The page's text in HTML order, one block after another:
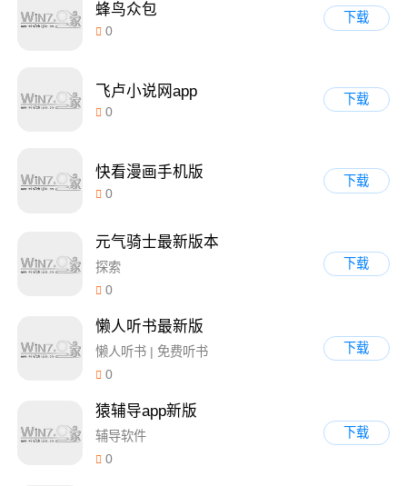
蜂鸟众包
0
下载
飞卢小说网app
0
下载
快看漫画手机版
0
下载
元气骑士最新版本
探索
0
下载
懒人听书最新版
懒人听书 | 免费听书
0
下载
猿辅导app新版
辅导软件
0
下载